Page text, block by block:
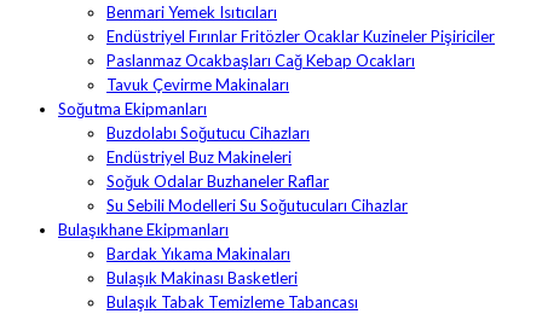
Benmari Yemek Isıtıcıları
Endüstriyel Fırınlar Fritözler Ocaklar Kuzineler Pişiriciler
Paslanmaz Ocakbaşları Cağ Kebap Ocakları
Tavuk Çevirme Makinaları
Soğutma Ekipmanları
Buzdolabı Soğutucu Cihazları
Endüstriyel Buz Makineleri
Soğuk Odalar Buzhaneler Raflar
Su Sebili Modelleri Su Soğutucuları Cihazlar
Bulaşıkhane Ekipmanları
Bardak Yıkama Makinaları
Bulaşık Makinası Basketleri
Bulaşık Tabak Temizleme Tabancası